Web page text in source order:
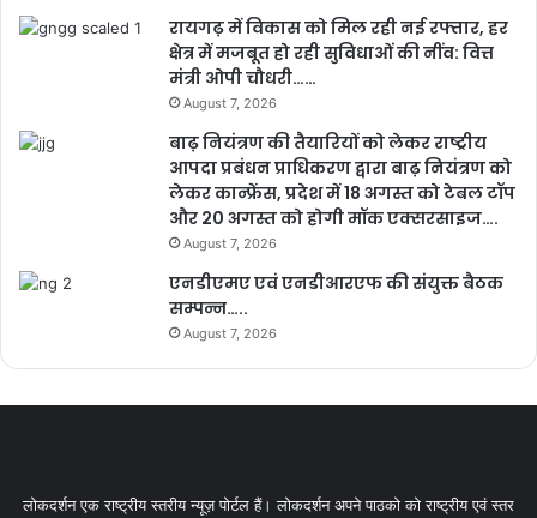
रायगढ़ में विकास को मिल रही नई रफ्तार, हर
क्षेत्र में मजबूत हो रही सुविधाओं की नींव: वित्त
मंत्री ओपी चौधरी……
August 7, 2026
बाढ़ नियंत्रण की तैयारियों को लेकर राष्ट्रीय
आपदा प्रबंधन प्राधिकरण द्वारा बाढ़ नियंत्रण को
लेकर कान्फ्रेंस, प्रदेश में 18 अगस्त को टेबल टॉप
और 20 अगस्त को होगी मॉक एक्सरसाइज….
August 7, 2026
एनडीएमए एवं एनडीआरएफ की संयुक्त बैठक
सम्पन्न…..
August 7, 2026
लोकदर्शन एक राष्ट्रीय स्तरीय न्यूज़ पोर्टल हैं। लोकदर्शन अपने पाठको को राष्ट्रीय एवं स्तर